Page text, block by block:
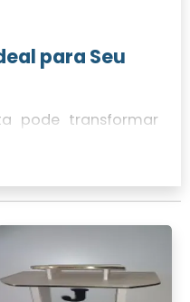
para Seu
pode transformar
adequada é
certa. Na JR
necessidades,
e cadeiras.
correta de móveis